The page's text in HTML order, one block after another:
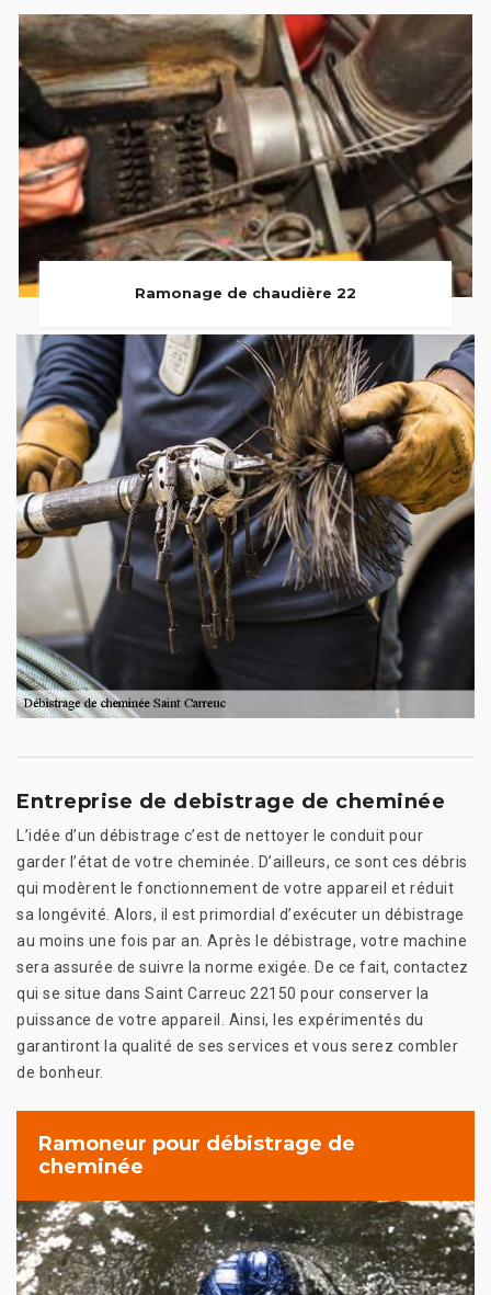
Ramonage de chaudière 22
Entreprise de debistrage de cheminée
L’idée d’un débistrage c’est de nettoyer le conduit pour
garder l’état de votre cheminée. D’ailleurs, ce sont ces débris
qui modèrent le fonctionnement de votre appareil et réduit
sa longévité. Alors, il est primordial d’exécuter un débistrage
au moins une fois par an. Après le débistrage, votre machine
sera assurée de suivre la norme exigée. De ce fait, contactez
qui se situe dans Saint Carreuc 22150 pour conserver la
puissance de votre appareil. Ainsi, les expérimentés du
garantiront la qualité de ses services et vous serez combler
de bonheur.
Ramoneur pour débistrage de
cheminée